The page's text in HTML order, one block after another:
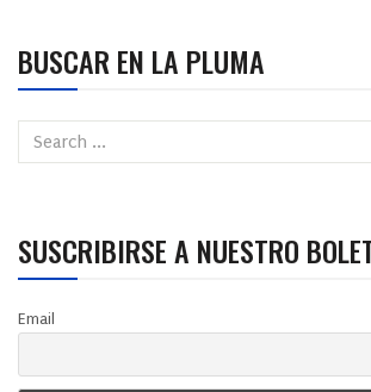
BUSCAR EN LA PLUMA
SUSCRIBIRSE A NUESTRO
Email